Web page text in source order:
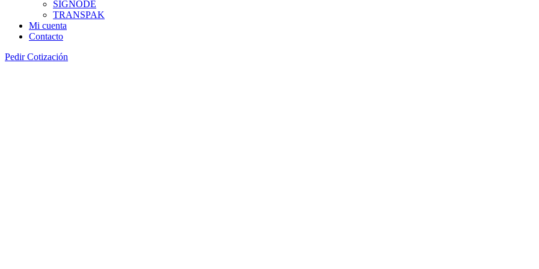
SIGNODE
TRANSPAK
Mi cuenta
Contacto
Pedir Cotización